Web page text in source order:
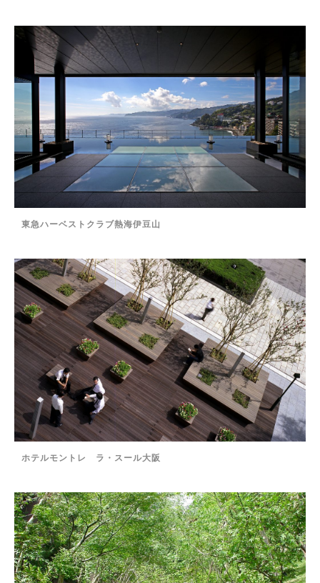
東急ハーベストクラブ熱海伊豆山
ホテルモントレ ラ・スール大阪